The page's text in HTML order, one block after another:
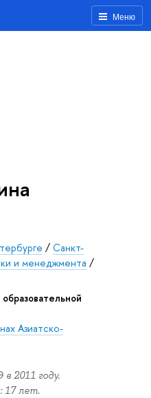
Меню
/ Санкт-
и менеджмента /
Азиатско-
2011 году.
17 лет.